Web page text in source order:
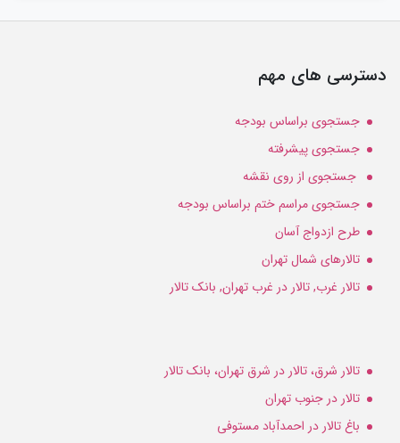
دسترسی های مهم
جستجوی براساس بودجه
جستجوی پیشرفته
جستجوی از روی نقشه
جستجوی مراسم ختم براساس بودجه
طرح ازدواج آسان
تالارهای شمال تهران
تالار غرب, تالار در غرب تهران, بانک تالار
تالار شرق، تالار در شرق تهران، بانک تالار
تالار در جنوب تهران
باغ تالار در احمدآباد مستوفی